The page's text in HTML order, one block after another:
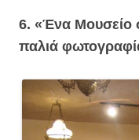
6. «Ένα Μουσείο
παλιά